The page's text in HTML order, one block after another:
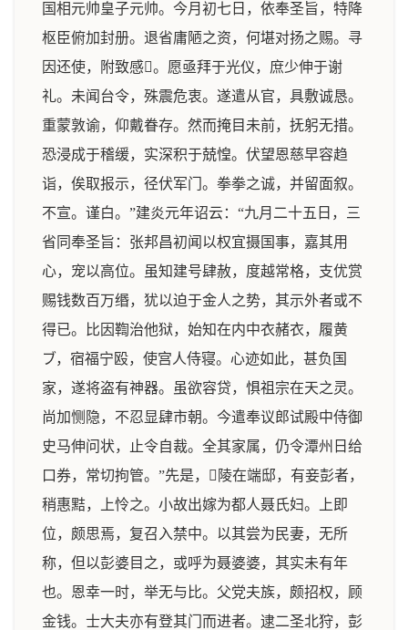
国相元帅皇子元帅。今月初七日，依奉圣旨，特降
枢臣俯加封册。退省庸陋之资，何堪对扬之赐。寻
因还使，附致感。愿亟拜于光仪，庶少伸于谢
礼。未闻台令，殊震危衷。遂遣从官，具敷诚恳。
重蒙敦谕，仰戴眷存。然而掩目未前，抚躬无措。
恐浸成于稽缓，实深积于兢惶。伏望恩慈早容趋
诣，俟取报示，径伏军门。拳拳之诚，并留面叙。
不宣。谨白。”建炎元年诏云：“九月二十五日，三
省同奉圣旨：张邦昌初闻以权宜摄国事，嘉其用
心，宠以高位。虽知建号肆赦，度越常格，支优赏
赐钱数百万缗，犹以迫于金人之势，其示外者或不
得已。比因鞫治他狱，始知在内中衣赭衣，履黄
ブ，宿福宁殴，使宫人侍寝。心迹如此，甚负国
家，遂将盗有神器。虽欲容贷，惧祖宗在天之灵。
尚加恻隐，不忍显肆市朝。今遣奉议郎试殿中侍御
史马伸问状，止令自裁。全其家属，仍令潭州日给
口券，常切拘管。”先是，陵在端邸，有妾彭者，
稍惠黠，上怜之。小故出嫁为都人聂氏妇。上即
位，颇思焉，复召入禁中。以其尝为民妻，无所
称，但以彭婆目之，或呼为聂婆婆，其实未有年
也。恩幸一时，举无与比。父党夫族，颇招权，顾
金钱。士大夫亦有登其门而进者。逮二圣北狩，彭